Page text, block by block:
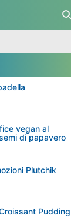
vegan al
di papavero
Plutchik
Pudding